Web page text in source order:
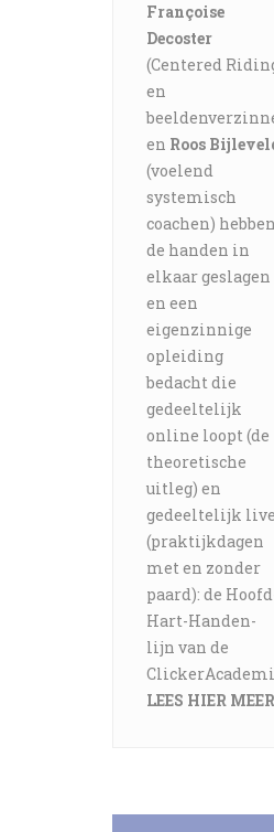
Françoise
Decoster
(Centered
en
en Roos
(voelend
systemisch
coachen) hebben
de handen in
elkaar geslagen
en een
eigenzinnige
opleiding
bedacht die
gedeeltelijk
online loopt (de
theoretische
uitleg) en
gedeeltelijk live
(praktijkdagen
met en zonder
paard): de
Hart-Handen-
lijn van de
LEES HIER MEER